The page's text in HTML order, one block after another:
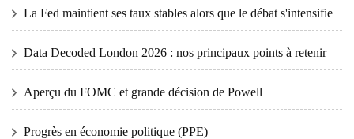
La Fed maintient ses taux stables alors que le débat s'intensifie
Data Decoded London 2026 : nos principaux points à retenir
Aperçu du FOMC et grande décision de Powell
Progrès en économie politique (PPE)